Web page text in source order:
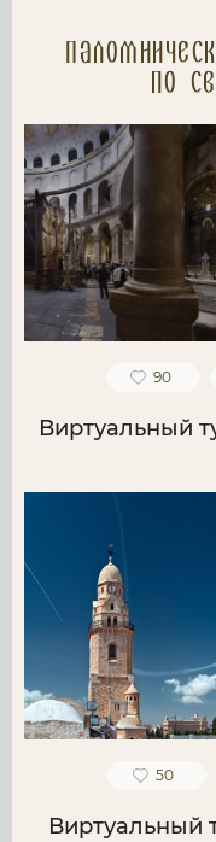
по
90
Виртуальный
50
Виртуальный